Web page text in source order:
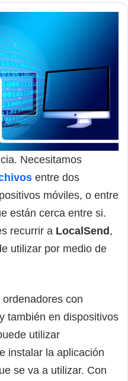
Necesitamos
entre dos
móviles, o entre
están cerca entre si.
recurrir a LocalSend,
utilizar por medio de
con
también en dispositivos
utilizar
instalar la aplicación
se va a utilizar. Con